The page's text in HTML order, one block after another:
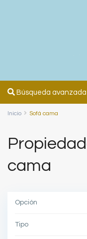
Búsqueda avanzada
Inicio Sofá cama
cama
Opción
Tipo